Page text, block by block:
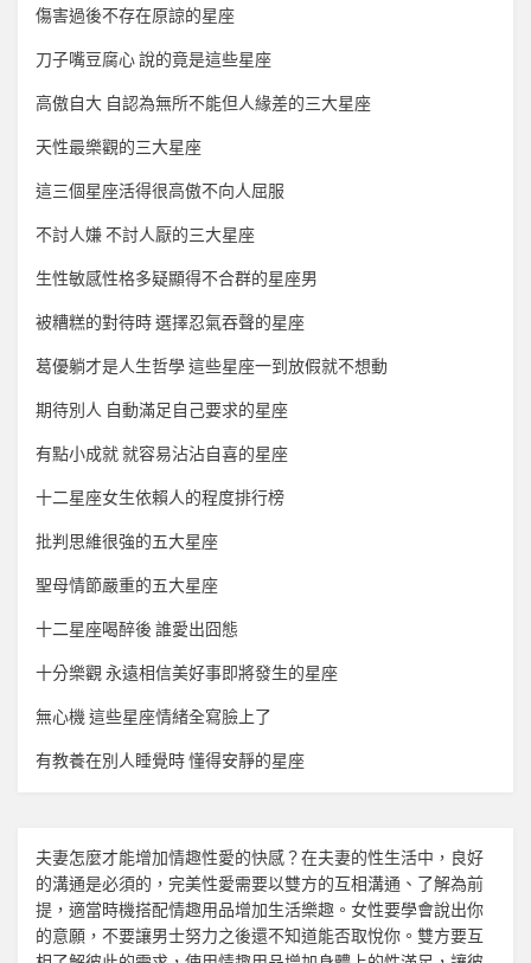
傷害過後不存在原諒的星座
刀子嘴豆腐心 說的竟是這些星座
高傲自大 自認為無所不能但人緣差的三大星座
天性最樂觀的三大星座
這三個星座活得很高傲不向人屈服
不討人嫌 不討人厭的三大星座
生性敏感性格多疑顯得不合群的星座男
被糟糕的對待時 選擇忍氣吞聲的星座
葛優躺才是人生哲學 這些星座一到放假就不想動
期待別人 自動滿足自己要求的星座
有點小成就 就容易沾沾自喜的星座
十二星座女生依賴人的程度排行榜
批判思維很強的五大星座
聖母情節嚴重的五大星座
十二星座喝醉後 誰愛出囧態
十分樂觀 永遠相信美好事即將發生的星座
無心機 這些星座情緒全寫臉上了
有教養在別人睡覺時 懂得安靜的星座
夫妻怎麼才能增加情趣性愛的快感？在夫妻的性生活中，良好
的溝通是必須的，完美性愛需要以雙方的互相溝通、了解為前
提，適當時機搭配情趣用品增加生活樂趣。女性要學會說出你
的意願，不要讓男士努力之後還不知道能否取悅你。雙方要互